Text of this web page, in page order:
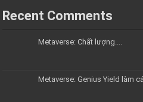
Recent Comments
Metaverse: Chất lượng....
Metaverse: Genius Yield làm